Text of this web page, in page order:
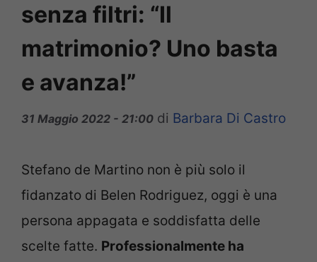
senza filtri: “Il
matrimonio? Uno basta
e avanza!”
31 Maggio 2022 - 21:00 di Barbara Di Castro
Stefano de Martino non è più solo il
fidanzato di Belen Rodriguez, oggi è una
persona appagata e soddisfatta delle
scelte fatte. Professionalmente ha